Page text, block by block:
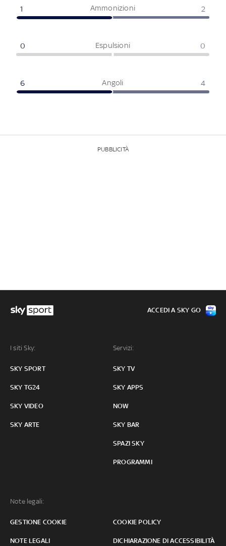
Ammonizioni
1 2
Espulsioni
0 0
Angoli
6 4
PUBBLICITÀ
I siti Sky:
SKY SPORT
SKY TG24
SKY VIDEO
SKY ARTE
Servizi:
SKY TV
SKY APPS
NOW
SKY BAR
SPAZI SKY
PROGRAMMI
Note legali:
GESTIONE COOKIE COOKIE POLICY
NOTE LEGALI DICHIARAZIONE DI ACCESSIBILITÀ
ACCEDI A SKY GO